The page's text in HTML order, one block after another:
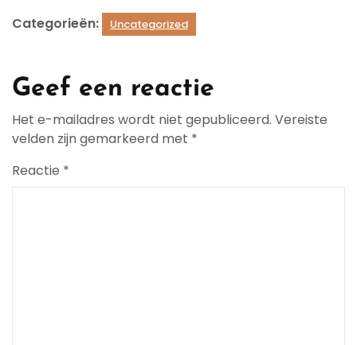
Categorieën:
Uncategorized
Geef een reactie
Het e-mailadres wordt niet gepubliceerd. Vereiste
velden zijn gemarkeerd met *
Reactie *